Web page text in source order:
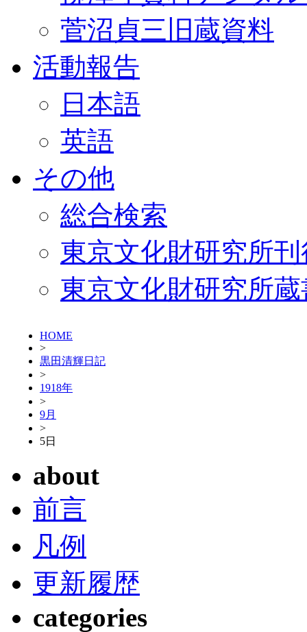
菅沼貞三旧蔵資料
活動報告
日本語
英語
その他
総合検索
東京文化財研究所
東京文化財研究所
HOME
>
黒田清輝日記
>
1918年
>
9月
>
5日
about
前言
凡例
更新履歴
categories